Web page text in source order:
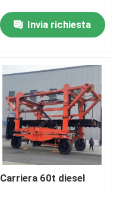
Invia richiesta
Carriera 60t diesel